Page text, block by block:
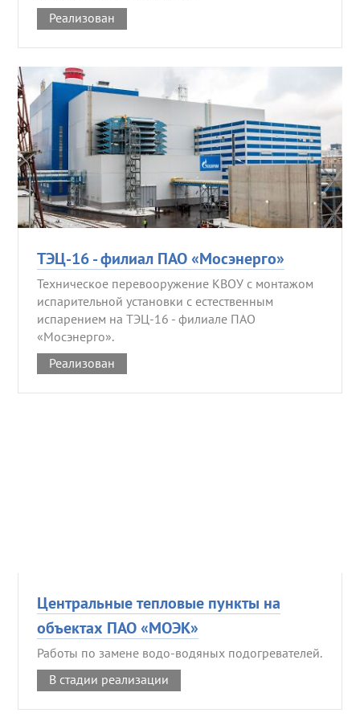
Реализован
ТЭЦ-16 - филиал ПАО «Мосэнерго»
Техническое перевооружение КВОУ с монтажом
испарительной установки с естественным
испарением на ТЭЦ-16 - филиале ПАО
«Мосэнерго».
Реализован
Центральные тепловые пункты на
объектах ПАО «МОЭК»
Работы по замене водо-водяных подогревателей.
В стадии реализации